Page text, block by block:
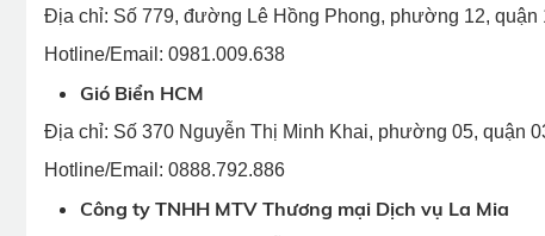
Địa chỉ: Số 779, đường Lê Hồng Phong, phường 12, quận
Hotline/Email: 0981.009.638
Gió Biển HCM
Địa chỉ: Số 370 Nguyễn Thị Minh Khai, phường 05, quận
Hotline/Email: 0888.792.886
Công ty TNHH MTV Thương mại Dịch vụ La Mia